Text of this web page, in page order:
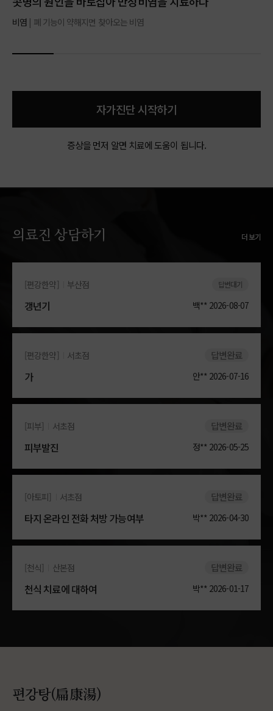
비염 | 폐 기능이 약해지면 찾아오는 비염
자가진단 시작하기
증상을 먼저 알면 치료에 도움이 됩니다.
의료진 상담하기 더 보기
[편강한약] 부산점 답변대기
갱년기 백** 2026-08-07
[편강한약] 서초점 답변완료
가 안** 2026-07-16
[피부] 서초점 답변완료
피부발진 정** 2026-05-25
[아토피] 서초점 답변완료
타지 온라인 전화 처방 가능여부 박** 2026-04-30
[천식] 산본점 답변완료
천식 치료에 대하여 박** 2026-01-17
편강탕(扁康湯)